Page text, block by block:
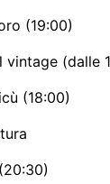
(19:00)
vintage (dalle
(18:00)